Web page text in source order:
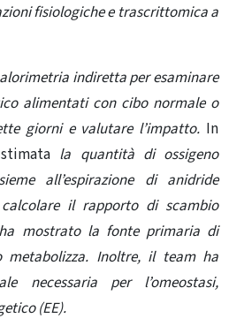
fisiologiche e trascrittomica a
indiretta per esaminare
alimentati con cibo normale o
giorni e valutare l’impatto. In
la quantità di ossigeno
all’espirazione di anidride
il rapporto di scambio
mostrato la fonte primaria di
Inoltre, il team ha
necessaria per l’omeostasi,
(EE).